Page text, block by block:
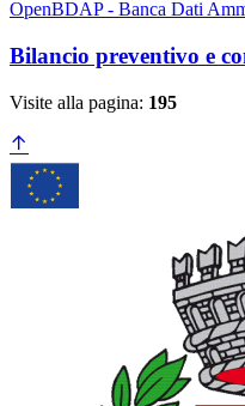
OpenBDAP - Banca Dati
Bilancio preventivo e
Visite alla pagina: 195